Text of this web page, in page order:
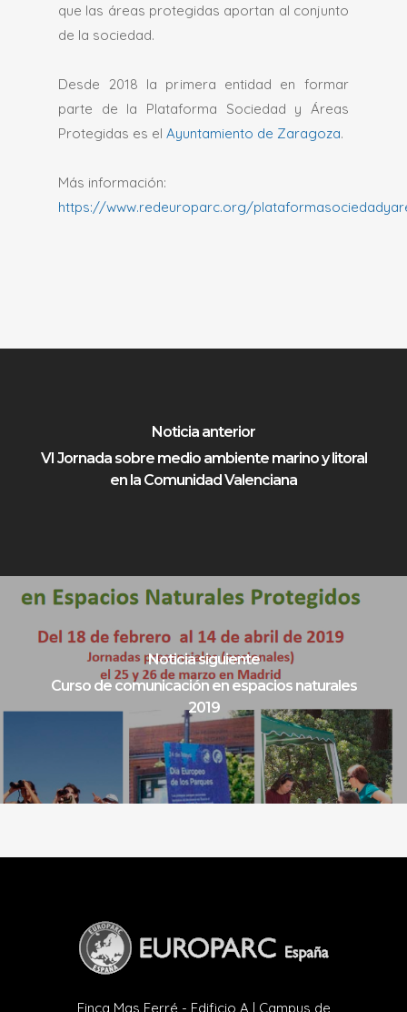
que las áreas protegidas aportan al conjunto
de la sociedad.
Desde 2018 la primera entidad en formar
parte de la Plataforma Sociedad y Áreas
Protegidas es elAyuntamiento de Zaragoza.
Más información:
https://www.redeuroparc.org/
Noticia anterior
VI Jornada sobre medio ambiente marino y litoral
en la Comunidad Valenciana
Noticia siguiente
Curso de comunicación en espacios naturales
2019
Finca Mas Ferré - Edificio A | Campus de